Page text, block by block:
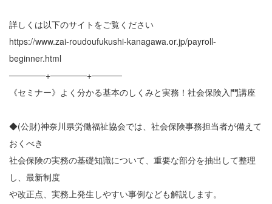
詳しくは以下のサイトをご覧ください
https://www.zai-roudoufukushi-kanagawa.or.jp/payroll-
beginner.html
──────+──────+─────
《セミナー》よく分かる基本のしくみと実務！社会保険入門講座
◆(公財)神奈川県労働福祉協会では、社会保険事務担当者が備えて
おくべき
社会保険の実務の基礎知識について、重要な部分を抽出して整理
し、最新制度
や改正点、実務上発生しやすい事例なども解説します。